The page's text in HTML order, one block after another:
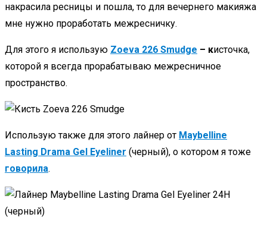
накрасила ресницы и пошла, то для вечернего макияжа
мне нужно проработать межресничку.
Для этого я использую Zoeva 226 Smudge – кисточка,
которой я всегда прорабатываю межресничное
пространство.
Использую также для этого лайнер от Maybelline
Lasting Drama Gel Eyeliner (черный), о котором я тоже
говорила.